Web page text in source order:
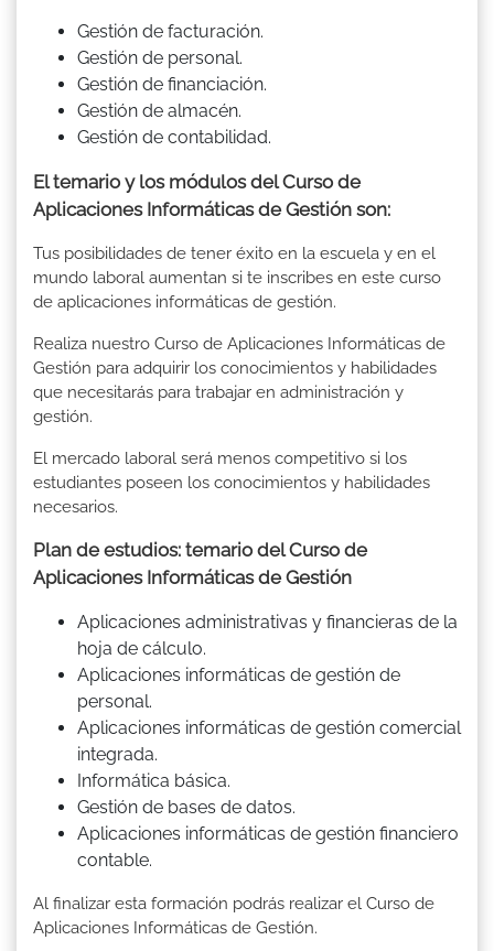
Gestión de facturación.
Gestión de personal.
Gestión de financiación.
Gestión de almacén.
Gestión de contabilidad.
El temario y los módulos del Curso de
Aplicaciones Informáticas de Gestión son:
Tus posibilidades de tener éxito en la escuela y en el
mundo laboral aumentan si te inscribes en este curso
de aplicaciones informáticas de gestión.
Realiza nuestro Curso de Aplicaciones Informáticas de
Gestión para adquirir los conocimientos y habilidades
que necesitarás para trabajar en administración y
gestión.
El mercado laboral será menos competitivo si los
estudiantes poseen los conocimientos y habilidades
necesarios.
Plan de estudios: temario del Curso de
Aplicaciones Informáticas de Gestión
Aplicaciones administrativas y financieras de la
hoja de cálculo.
Aplicaciones informáticas de gestión de
personal.
Aplicaciones informáticas de gestión comercial
integrada.
Informática básica.
Gestión de bases de datos.
Aplicaciones informáticas de gestión financiero
contable.
Al finalizar esta formación podrás realizar el Curso de
Aplicaciones Informáticas de Gestión.